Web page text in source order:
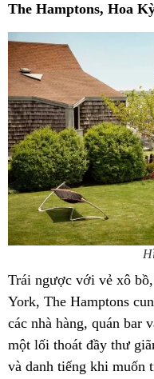
The Hamptons, Hoa
Trái ngược với vẻ xô
York, The Hamptons
các nhà hàng, quán bar
một lối thoát đầy thư
và danh tiếng khi muốn